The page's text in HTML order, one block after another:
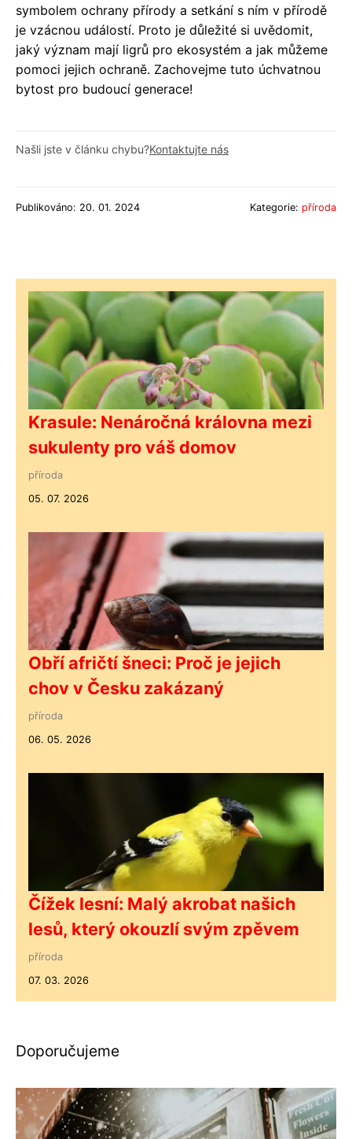
symbolem ochrany přírody a setkání s ním v přírodě
je vzácnou událostí. Proto je důležité si uvědomit,
jaký význam mají ligrů pro ekosystém a jak můžeme
pomoci jejich ochraně. Zachovejme tuto úchvatnou
bytost pro budoucí generace!
Našli jste v článku chybu?Kontaktujte nás
Publikováno: 20. 01. 2024 Kategorie: příroda
Krasule: Nenáročná královna mezi
sukulenty pro váš domov
příroda
05. 07. 2026
Obří afričtí šneci: Proč je jejich
chov v Česku zakázaný
příroda
06. 05. 2026
Čížek lesní: Malý akrobat našich
lesů, který okouzlí svým zpěvem
příroda
07. 03. 2026
Doporučujeme